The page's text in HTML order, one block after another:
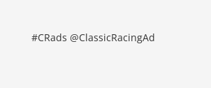
#CRads @ClassicRacingAd